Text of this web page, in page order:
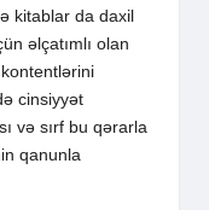
kitablar da daxil
əlçatımlı olan
cinsiyyət
və sırf bu qərarla
qanunla